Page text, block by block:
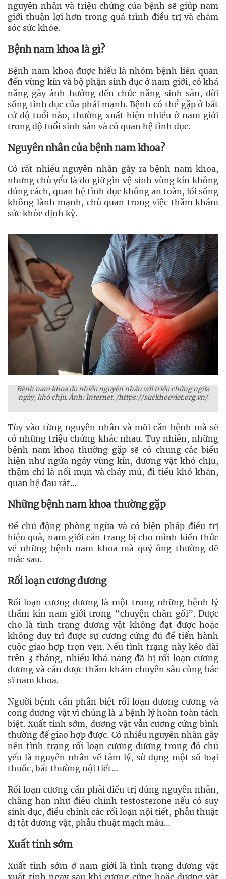
nguyên nhân và triệu chứng của bệnh sẽ giúp nam
giới thuận lợi hơn trong quá trình điều trị và chăm
sóc sức khỏe.
Bệnh nam khoa là gì?
Bệnh nam khoa được hiểu là nhóm bệnh liên quan
đến vùng kín và bộ phận sinh dục ở nam giới, có khả
năng gây ảnh hưởng đến chức năng sinh sản, đời
sống tình dục của phái mạnh. Bệnh có thể gặp ở bất
cứ độ tuổi nào, thường xuất hiện nhiều ở nam giới
trong độ tuổi sinh sản và có quan hệ tình dục.
Nguyên nhân của bệnh nam khoa?
Có rất nhiều nguyên nhân gây ra bệnh nam khoa,
nhưng chủ yếu là do giữ gìn vệ sinh vùng kín không
đúng cách, quan hệ tình dục không an toàn, lối sống
không lành mạnh, chủ quan trong việc thăm khám
sức khỏe định kỳ.
Bệnh nam khoa do nhiều nguyên nhân với triệu chứng ngứa
ngáy, khó chịu. Ảnh: Internet. /https://suckhoeviet.org.vn/
Tùy vào từng nguyên nhân và mỗi căn bệnh mà sẽ
có những triệu chứng khác nhau. Tuy nhiên, những
bệnh nam khoa thường gặp sẽ có chung các biểu
hiện như ngứa ngáy vùng kín, dương vật khó chịu,
thậm chí là nổi mụn và chảy mủ, đi tiểu khó khăn,
quan hệ đau rát…
Những bệnh nam khoa thường gặp
Để chủ động phòng ngừa và có biện pháp điều trị
hiệu quả, nam giới cần trang bị cho mình kiến thức
về những bệnh nam khoa mà quý ông thường dễ
mắc sau.
Rối loạn cương dương
Rối loạn cương dương là một trong những bệnh lý
thầm kín nam giới trong “chuyện chăn gối”. Được
cho là tình trạng dương vật không đạt được hoặc
không duy trì được sự cương cứng đủ để tiến hành
cuộc giao hợp trọn vẹn. Nếu tình trạng này kéo dài
trên 3 tháng, nhiều khả năng đã bị rối loạn cương
dương và cần được thăm khám chuyên sâu cùng bác
sĩ nam khoa.
Người bệnh cần phân biệt rối loạn dương cương và
cong dương vật vì chúng là 2 bệnh lý hoàn toàn tách
biệt. Xuất tinh sớm, dương vật vẫn cương cứng bình
thường để giao hợp được. Có nhiều nguyên nhân gây
nên tình trạng rối loạn cương dương trong đó chủ
yếu là nguyên nhân về tâm lý, sử dụng một số loại
thuốc, bất thường nội tiết…
Rối loạn cương cần phải điều trị đúng nguyên nhân,
chẳng hạn như điều chỉnh testosterone nếu có suy
sinh dục, điều chỉnh các rối loạn nội tiết, phẫu thuật
dị tật dương vật, phẫu thuật mạch máu…
Xuất tinh sớm
Xuất tinh sớm ở nam giới là tình trạng dương vật
xuất tinh ngay sau khi cương cứng hoặc dương vật